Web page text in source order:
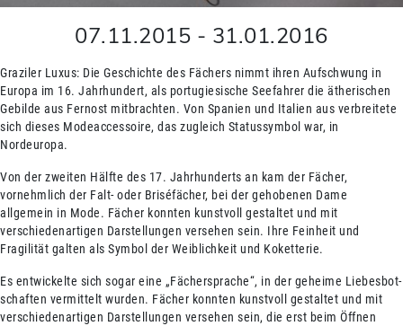
07.11.2015 - 31.01.2016
Graziler Luxus: Die Geschichte des Fächers nimmt ihren Aufschwung in
Europa im 16. Jahrhundert, als portugiesische Seefahrer die ätherischen
Gebilde aus Fernost mitbrachten. Von Spanien und Italien aus verbreitete
sich dieses Modeaccessoire, das zugleich Statussymbol war, in
Nordeuropa.
Von der zweiten Hälfte des 17. Jahrhunderts an kam der Fächer,
vornehmlich der Falt- oder Briséfächer, bei der gehobenen Dame
allgemein in Mode. Fächer konnten kunstvoll gestaltet und mit
verschiedenartigen Darstellungen versehen sein. Ihre Feinheit und
Fragilität galten als Symbol der Weiblichkeit und Koketterie.
Es entwickelte sich sogar eine „Fächersprache“, in der geheime Liebesbot­
schaften vermittelt wurden. Fächer konnten kunstvoll gestaltet und mit
verschiedenartigen Darstellungen versehen sein, die erst beim Öffnen